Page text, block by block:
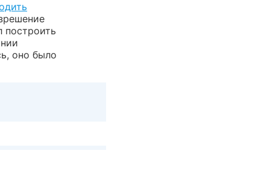
построить
оно было